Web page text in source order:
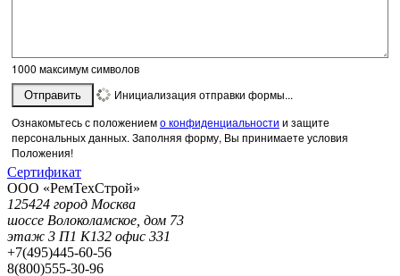
1000 максимум символов
Отправить
Инициализация отправки формы...
Ознакомьтесь с положениемо конфиденциальности и защите
персональных данных. Заполняя форму, Вы принимаете условия
Положения!
Сертификат
ООО «РемТехСтрой»
125424 город Москва
шоссе Волоколамское, дом 73
этаж 3 П1 К132 офис 331
+7(495)445-60-56
8(800)555-30-96